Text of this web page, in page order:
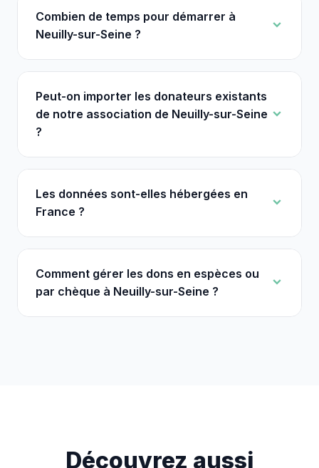
Combien de temps pour démarrer à
Neuilly-sur-Seine ?
Peut-on importer les donateurs existants
de notre association de Neuilly-sur-Seine
?
Les données sont-elles hébergées en
France ?
Comment gérer les dons en espèces ou
par chèque à Neuilly-sur-Seine ?
Découvrez aussi